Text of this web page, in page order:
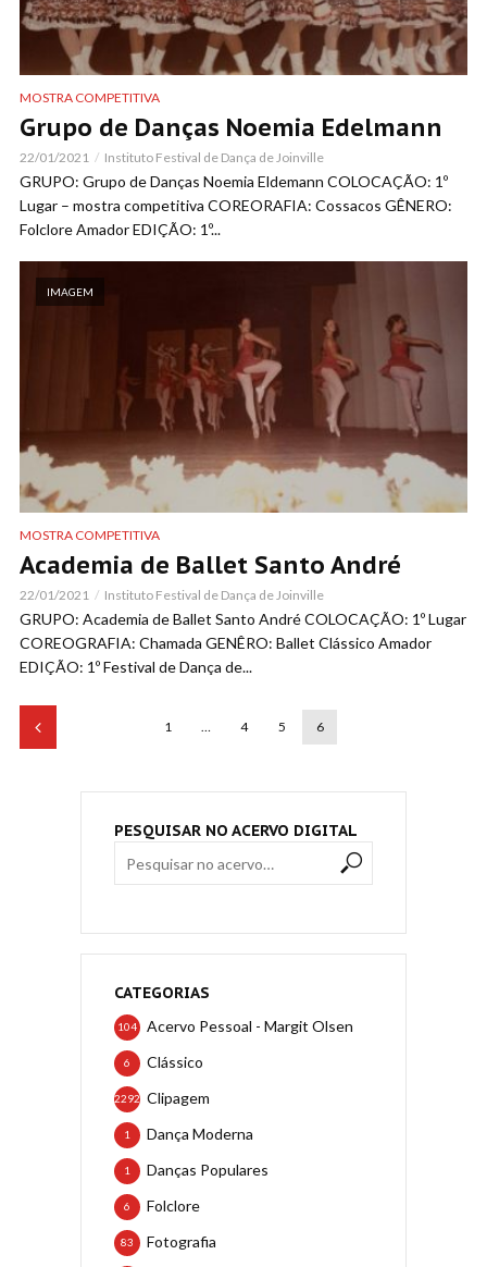
MOSTRA COMPETITIVA
Grupo de Danças Noemia Edelmann
22/01/2021 Instituto Festival de Dança de Joinville
GRUPO: Grupo de Danças Noemia Eldemann COLOCAÇÃO: 1º
Lugar – mostra competitiva COREORAFIA: Cossacos GÊNERO:
Folclore Amador EDIÇÃO: 1º...
IMAGEM
MOSTRA COMPETITIVA
Academia de Ballet Santo André
22/01/2021 Instituto Festival de Dança de Joinville
GRUPO: Academia de Ballet Santo André COLOCAÇÃO: 1º Lugar
COREOGRAFIA: Chamada GENÊRO: Ballet Clássico Amador
EDIÇÃO: 1º Festival de Dança de...
1 … 4 5 6
PESQUISAR NO ACERVO DIGITAL
CATEGORIAS
Acervo Pessoal - Margit Olsen
104
Clássico
6
Clipagem
2292
Dança Moderna
1
Danças Populares
1
Folclore
6
Fotografia
83